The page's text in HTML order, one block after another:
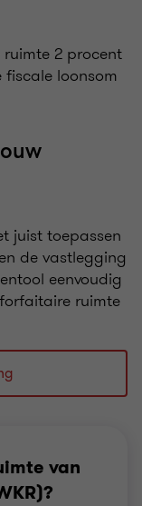
ruimte 2 procent
fiscale loonsom
juist toepassen
de vastlegging
eenvoudig
ruimte
van